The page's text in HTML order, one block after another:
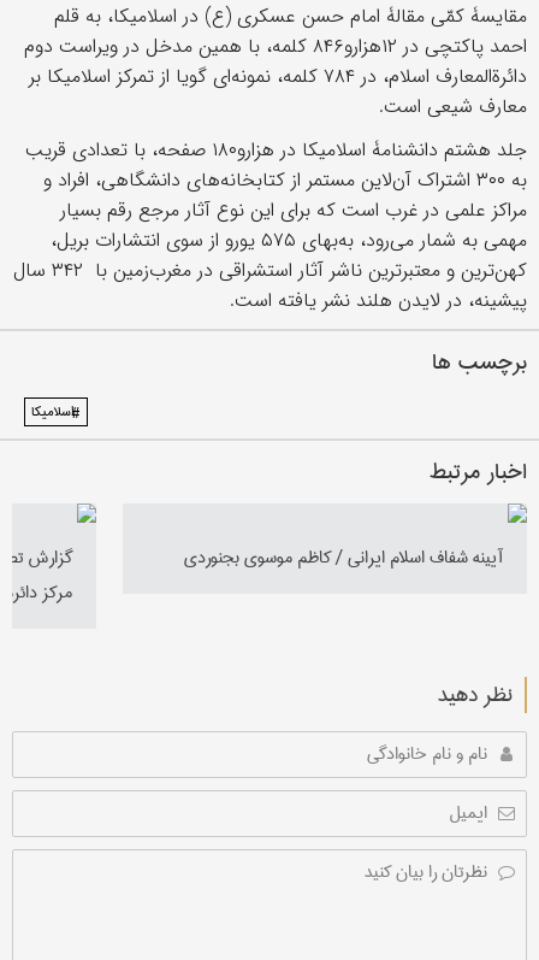
مقایسۀ کمّی مقالۀ امام حسن عسکری (ع) در اسلامیکا، به قلم
احمد پاکتچی در ١٢هزارو٨۴۶ کلمه، با همین مدخل در ویراست دوم
دائرﺓ‌المعارف اسلام، در ٧٨۴ کلمه، نمونه‌ای گویا از تمرکز اسلامیکا بر
معارف شیعی است.
جلد هشتم دانشنامۀ اسلامیکا در هزارو١٨٠ صفحه، با تعدادی قریب
به ۳۰۰ اشتراک آن‌لاین مستمر از کتابخانه‌های دانشگاهی، افراد و
مراکز علمی در غرب است که برای این نوع آثار مرجع رقم بسیار
مهمی به شمار می‌رود، به‌‎بهای ۵۷۵ یورو از سوی انتشارات بریل،
کهن‌ترین و معتبرترین ناشر آثار استشراقی در مغرب‌زمین با ٣۴٢ سال
پیشینه، در لایدن هلند نشر یافته است.
برچسب ها
#اسلامیکا
اخبار مرتبط
آیینه شفاف اسلام ایرانی / كاظم موسوی بجنوردی
گزارش
مرکز
نظر دهید